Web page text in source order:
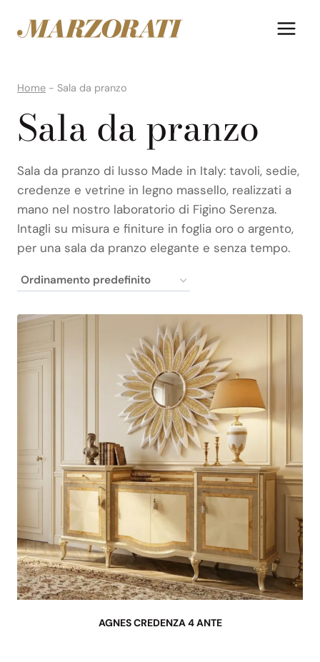
Home - Sala da pranzo
Sala da pranzo
Sala da pranzo di lusso Made in Italy: tavoli, sedie,
credenze e vetrine in legno massello, realizzati a
mano nel nostro laboratorio di Figino Serenza.
Intagli su misura e finiture in foglia oro o argento,
per una sala da pranzo elegante e senza tempo.
AGNES CREDENZA 4 ANTE